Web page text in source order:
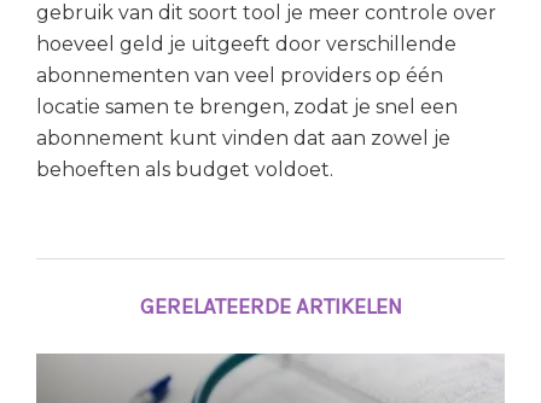
gebruik van dit soort tool je meer controle over
hoeveel geld je uitgeeft door verschillende
abonnementen van veel providers op één
locatie samen te brengen, zodat je snel een
abonnement kunt vinden dat aan zowel je
behoeften als budget voldoet.
GERELATEERDE ARTIKELEN